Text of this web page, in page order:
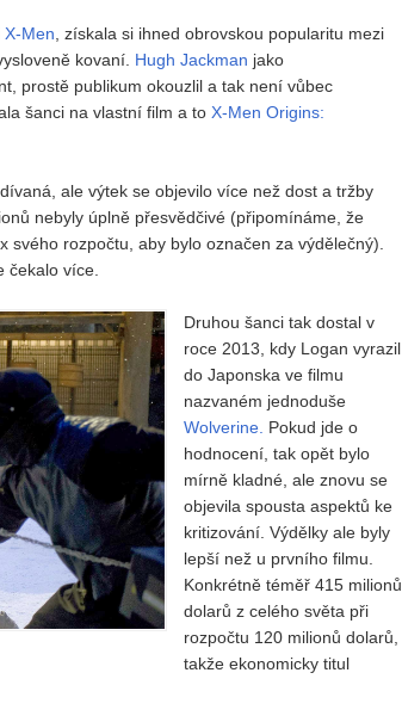
X-Men, získala si ihned obrovskou popularitu mezi
kovaní. Hugh Jackman jako
prostě publikum okouzlil a tak není vůbec
šanci na vlastní film a to X-Men Origins:
ale výtek se objevilo více než dost a tržby
nebyly úplně přesvědčivé (připomínáme, že
svého rozpočtu, aby bylo označen za výdělečný).
čekalo více.
Druhou šanci tak dostal v
roce 2013, kdy Logan vyrazil
do Japonska ve filmu
nazvaném jednoduše
Wolverine. Pokud jde o
hodnocení, tak opět bylo
mírně kladné, ale znovu se
objevila spousta aspektů ke
kritizování. Výdělky ale byly
lepší než u prvního filmu.
Konkrétně téměř 415 milionů
dolarů z celého světa při
rozpočtu 120 milionů dolarů,
takže ekonomicky titul